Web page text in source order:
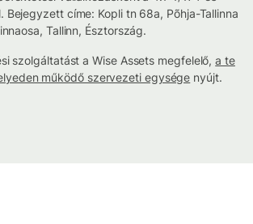
Bejegyzett címe: Kopli tn 68a, Põhja-Tallinna
Tallinn, Észtország.
szolgáltatást a Wise Assets megfelelő,a te
működő szervezeti egysége nyújt.